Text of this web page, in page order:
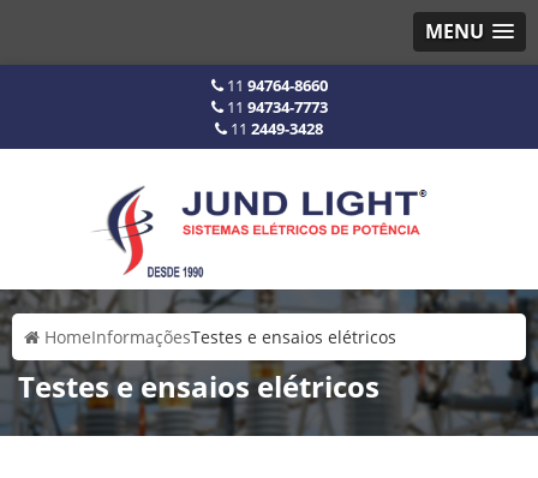
MENU
11 94764-8660
11 94734-7773
11 2449-3428
HomeInformaçõesTestes e ensaios elétricos
Testes e ensaios elétricos